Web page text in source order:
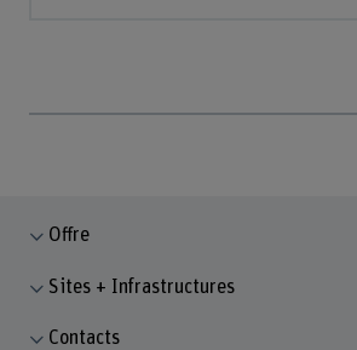
Offre
Sites + Infrastructures
Contacts